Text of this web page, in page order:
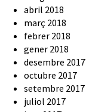
abril 2018
març 2018
febrer 2018
gener 2018
desembre 2017
octubre 2017
setembre 2017
juliol 2017